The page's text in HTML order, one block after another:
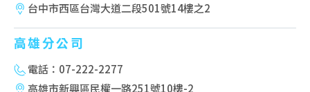
台中市西區台灣大道二段501號14樓之2
高雄分公司
電話：07-222-2277
高雄市新興區民權一路251號10樓-2